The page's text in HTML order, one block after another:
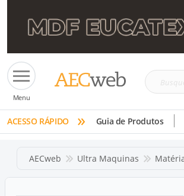
Menu
Busque
tinta,
etc
ACESSO RÁPIDO » Guia de Produtos
AECweb Ultra Maquinas